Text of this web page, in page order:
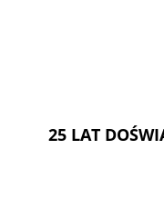
25 LAT